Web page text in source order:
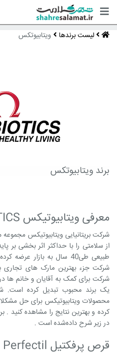
لیست برندها ویتابیوتکس
برند ویتابیوتکس
معرفی ویتابیوتیکس VITABIOTICS
شرکت بریتانیایی ویتابیوتیکس
از سلامتی را با حداکثر اثر بخشی بر
طبیعی طی40 سال به بازار
شرکت جزء بهترین مارک های تجاری
شرکت برای کمک به آقایان و خانم ها
یک برند محبوب تبدیل کرده است.
محصولات ویتابیوتیکس برای حل
کرده و بهترین نتایج را مشاهده کنید
در زیر شرح داده‌شده است .
قرص پرفکتیل Perfectil ویتابیوتیکس